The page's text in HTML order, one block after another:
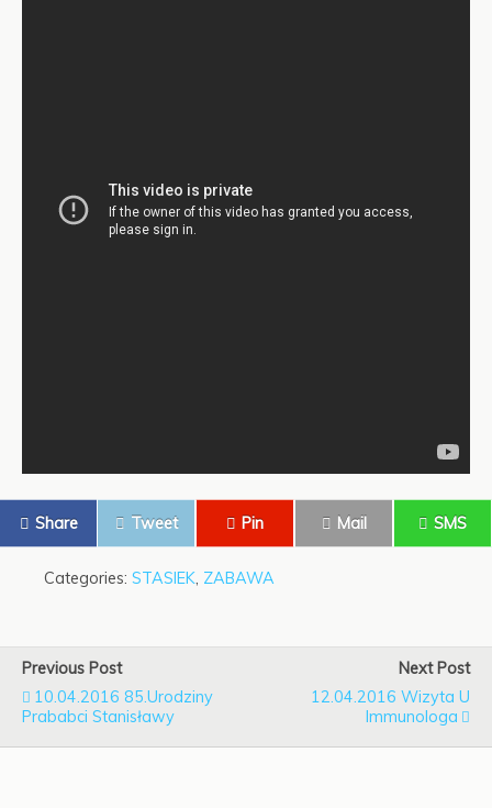
Share Tweet Pin Mail SMS
Categories: STASIEK, ZABAWA
Previous Post
10.04.2016 85.urodziny
Prababci Stanisławy
Next Post
12.04.2016 Wizyta U
Immunologa